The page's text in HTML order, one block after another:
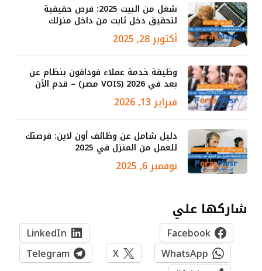
شغل من البيت 2025: فرص حقيقية
لتحقيق دخل ثابت من داخل منزلك
أكتوبر 28, 2025
وظيفة خدمة عملاء فودافون بنظام عن
بعد في 2026 (VOIS مصر) – قدم الآن
فبراير 13, 2026
دليل شامل عن وظائف أون لاين: فرصتك
للعمل من المنزل في 2025
نوفمبر 6, 2025
شاركها علي
Facebook
LinkedIn
WhatsApp
X
Telegram